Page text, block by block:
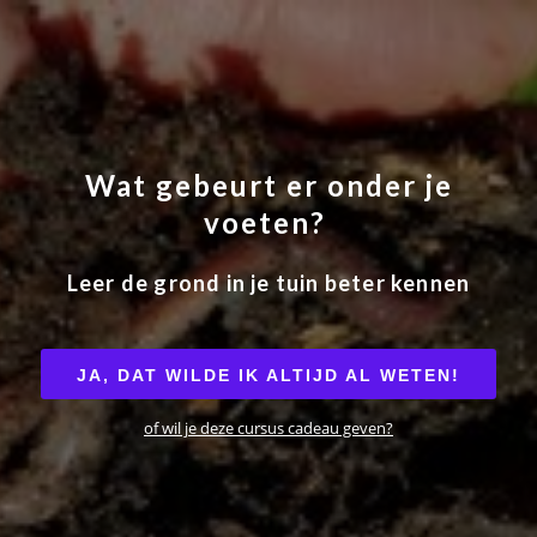
Wat gebeurt er onder je
voeten?
Leer de grond in je tuin beter kennen
JA, DAT WILDE IK ALTIJD AL WETEN!
of wil je deze cursus cadeau geven?
zijn
om
te
Ze
gebruikt
deze